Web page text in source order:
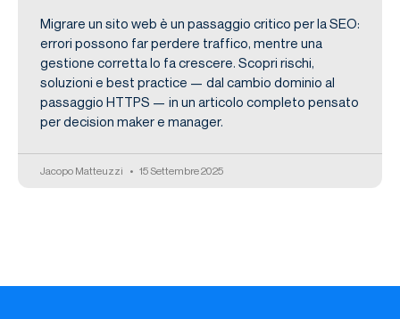
Migrare un sito web è un passaggio critico per la SEO:
errori possono far perdere traffico, mentre una
gestione corretta lo fa crescere. Scopri rischi,
soluzioni e best practice — dal cambio dominio al
passaggio HTTPS — in un articolo completo pensato
per decision maker e manager.
Jacopo Matteuzzi 15 Settembre 2025